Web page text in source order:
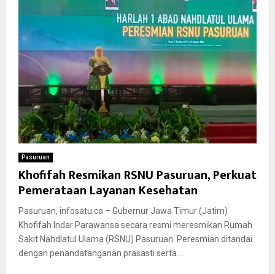
Pasuruan
Khofifah Resmikan RSNU Pasuruan, Perkuat
Pemerataan Layanan Kesehatan
Pasuruan, infosatu.co – Gubernur Jawa Timur (Jatim)
Khofifah Indar Parawansa secara resmi meresmikan Rumah
Sakit Nahdlatul Ulama (RSNU) Pasuruan. Peresmian ditandai
dengan penandatanganan prasasti serta...